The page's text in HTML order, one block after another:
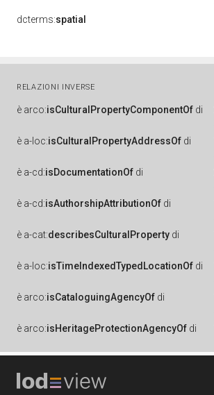
dcterms:spatial
RELAZIONI INVERSE
è arco:isCulturalPropertyComponentOf di
è a-loc:isCulturalPropertyAddressOf di
è a-cd:isDocumentationOf di
è a-cd:isAuthorshipAttributionOf di
è a-cat:describesCulturalProperty di
è a-loc:isTimeIndexedTypedLocationOf di
è arco:isCataloguingAgencyOf di
è arco:isHeritageProtectionAgencyOf di